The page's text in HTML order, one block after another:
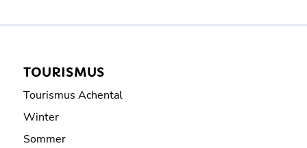
TOURISMUS
Tourismus Achental
Winter
Sommer